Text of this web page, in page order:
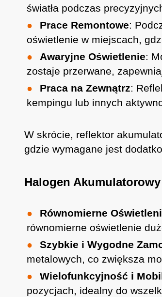
światła podczas
Prace Remontowe:
oświetlenie w miejscach,
Awaryjne Oświetlenie:
zostaje przerwane,
Praca na Zewnątrz:
kempingu lub innych
W skrócie, reflektor
gdzie wymagane jest
Halogen
Równomierne
równomierne oświetlenie
Szybkie i Wygodne
metalowych, co zwiększa
Wielofunkcyjność i
pozycjach, idealny do